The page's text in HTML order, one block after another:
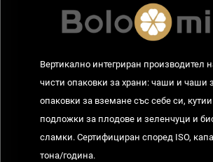
Вертикално интегриран производител
чисти опаковки за храни: чаши и чаши
опаковки за вземане със себе си,
подложки за плодове и зеленчуци и
сламки. Сертифициран според ISO,
тона/година.